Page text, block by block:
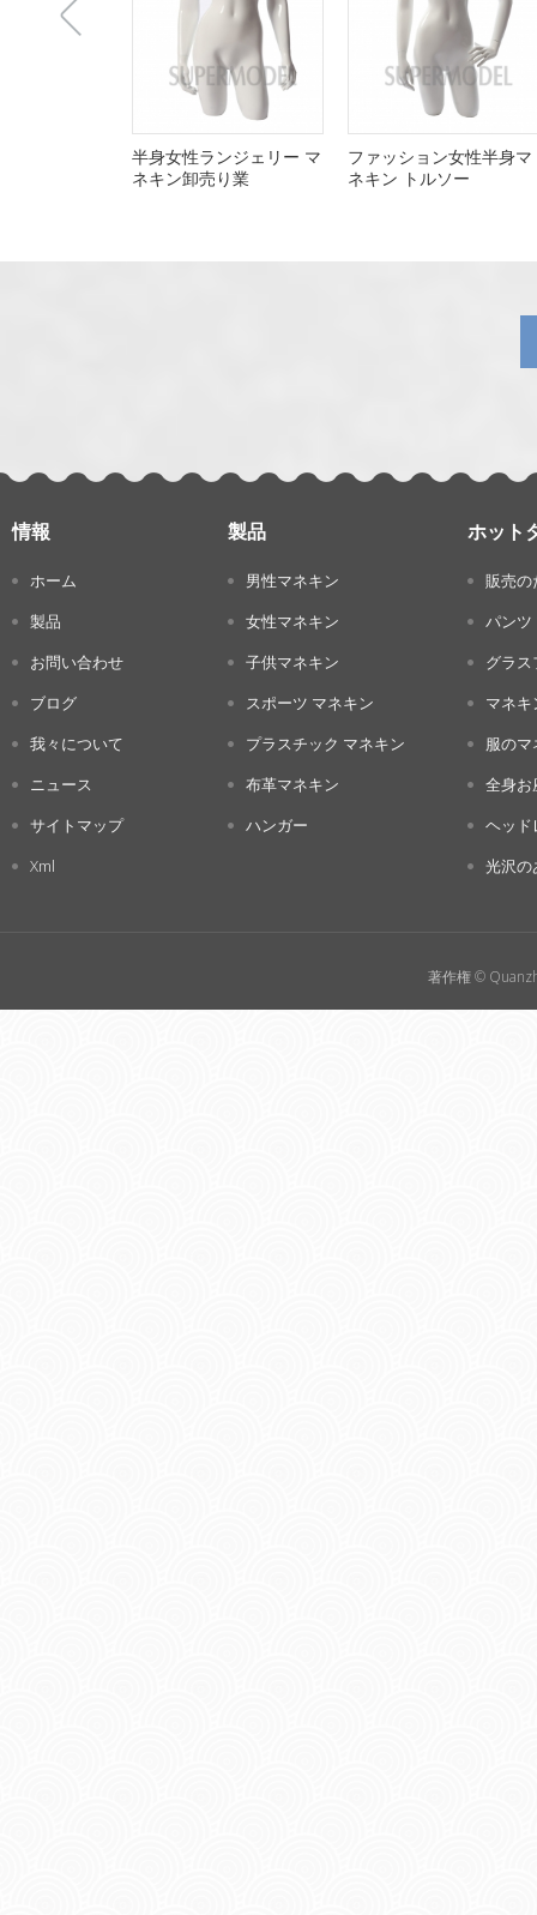
半身女性ランジェリー マ
ネキン卸売り業
ファッション女性半身マ
ネキン トルソー
情報
ホーム
製品
お問い合わせ
ブログ
我々について
ニュース
サイトマップ
Xml
製品
男性マネキン
女性マネキン
子供マネキン
スポーツ マネキン
プラスチック マネキン
布革マネキン
ハンガー
ホット
販売の
パンツ
グラ
マネ
服の
全身お
ヘッド
光沢の
著作権 ©